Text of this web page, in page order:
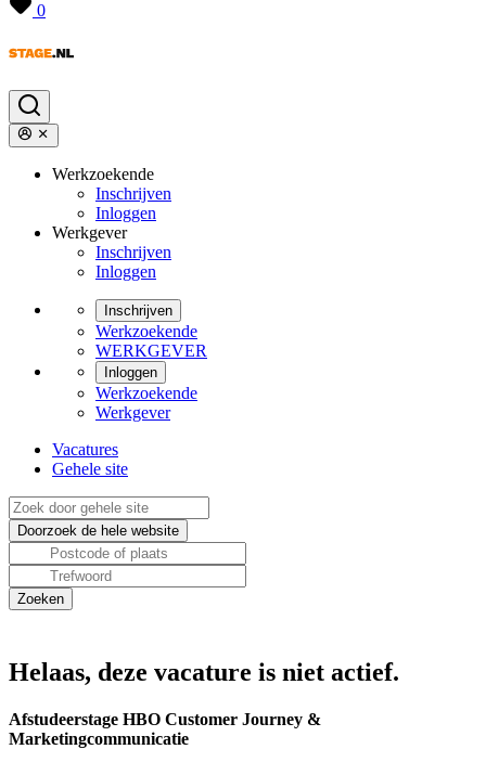
0
Werkzoekende
Inschrijven
Inloggen
Werkgever
Inschrijven
Inloggen
Inschrijven
Werkzoekende
WERKGEVER
Inloggen
Werkzoekende
Werkgever
Vacatures
Gehele site
Helaas, deze vacature is niet actief.
Afstudeerstage HBO Customer Journey &
Marketingcommunicatie